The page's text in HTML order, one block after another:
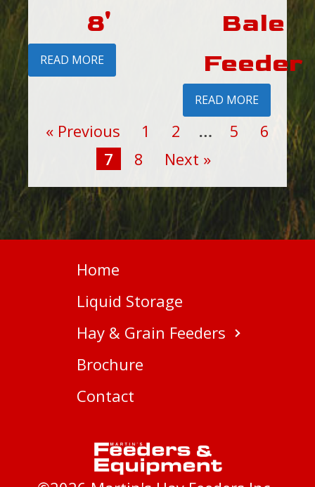
8'
READ MORE
Bale
Feeder
READ MORE
« Previous 1 2 … 5
6
7
8 Next »
Home
Liquid Storage
Hay & Grain Feeders
Brochure
Contact